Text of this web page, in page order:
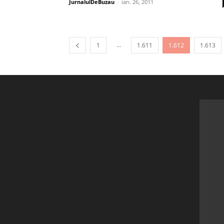
JurnalulDeBuzau - ian. 26, 2011
1 ... 1.611 1.612 1.613